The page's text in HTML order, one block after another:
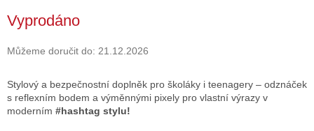
cena:
Vyprodáno
Můžeme doručit do: 21.12.2026
Stylový a bezpečnostní doplněk pro školáky i teenagery – odznáček
s reflexním bodem a výměnnými pixely pro vlastní výrazy v
moderním #hashtag stylu!